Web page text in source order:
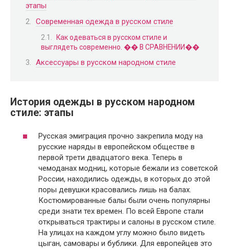
этапы
Современная одежда в русском стиле
Как одеваться в русском стиле и
выглядеть современно. �� В СРАВНЕНИИ��
Аксессуары в русском народном стиле
История одежды в русском народном
стиле: этапы
Русская эмиграция прочно закрепила моду на
русские наряды в европейском обществе в
первой трети двадцатого века. Теперь в
чемоданах модниц, которые бежали из советской
России, находились одежды, в которых до этой
поры девушки красовались лишь на балах.
Костюмированные балы были очень популярны
среди знати тех времен. По всей Европе стали
открываться трактиры и салоны в русском стиле.
На улицах на каждом углу можно было видеть
цыган, самовары и бублики. Для европейцев это